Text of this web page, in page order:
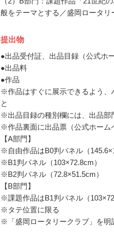
般をテーマとする／盛岡ロータリ
提出物
●出品受付証、出品目録（公式ホ
●出品料
●作品
※作品はすぐに展示できるよう、
と
※出品目録の種別欄には、出品部
※作品裏面に出品票（公式ホーム
【A部門】
※自由作品はB0判パネル（
※B1判パネル（103×72.8cm）
※B2判パネル（72.8×51.5cm）
【B部門】
※課題作品はB1判パネル（
※タテ位置に限る
※「盛岡ロータリークラブ」を明